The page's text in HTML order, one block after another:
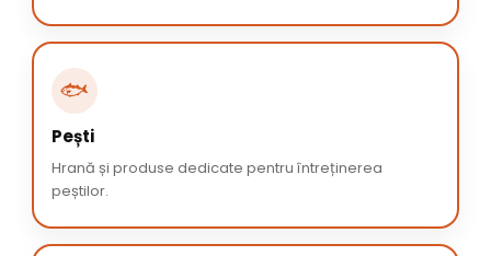
🐟
Pești
Hrană și produse dedicate pentru întreținerea
peștilor.